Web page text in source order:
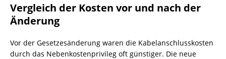
Vergleich der Kosten vor und nach der
Änderung
Vor der Gesetzesänderung waren die Kabelanschlusskosten
durch das Nebenkostenprivileg oft günstiger. Die neue